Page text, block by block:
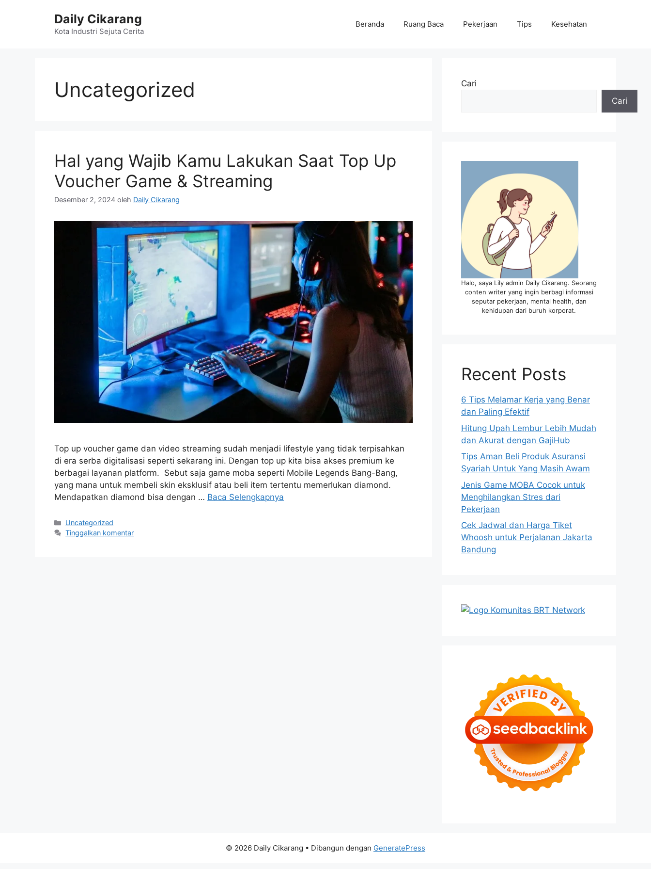
Daily Cikarang
Kota Industri Sejuta Cerita
Beranda Ruang Baca Pekerjaan Tips Kesehatan
Uncategorized
Hal yang Wajib Kamu Lakukan Saat Top Up
Voucher Game & Streaming
Desember 2, 2024 oleh Daily Cikarang
Top up voucher game dan video streaming sudah menjadi lifestyle yang tidak terpisahkan
di era serba digitalisasi seperti sekarang ini. Dengan top up kita bisa akses premium ke
berbagai layanan platform. Sebut saja game moba seperti Mobile Legends Bang-Bang,
yang mana untuk membeli skin eksklusif atau beli item tertentu memerlukan diamond.
Mendapatkan diamond bisa dengan … Baca Selengkapnya
Kategori
Uncategorized
Tinggalkan komentar
Cari
Cari
Halo, saya Lily admin Daily Cikarang. Seorang
conten writer yang ingin berbagi informasi
seputar pekerjaan, mental health, dan
kehidupan dari buruh korporat.
Recent Posts
6 Tips Melamar Kerja yang Benar
dan Paling Efektif
Hitung Upah Lembur Lebih Mudah
dan Akurat dengan GajiHub
Tips Aman Beli Produk Asuransi
Syariah Untuk Yang Masih Awam
Jenis Game MOBA Cocok untuk
Menghilangkan Stres dari
Pekerjaan
Cek Jadwal dan Harga Tiket
Whoosh untuk Perjalanan Jakarta
Bandung
© 2026 Daily Cikarang • Dibangun dengan GeneratePress